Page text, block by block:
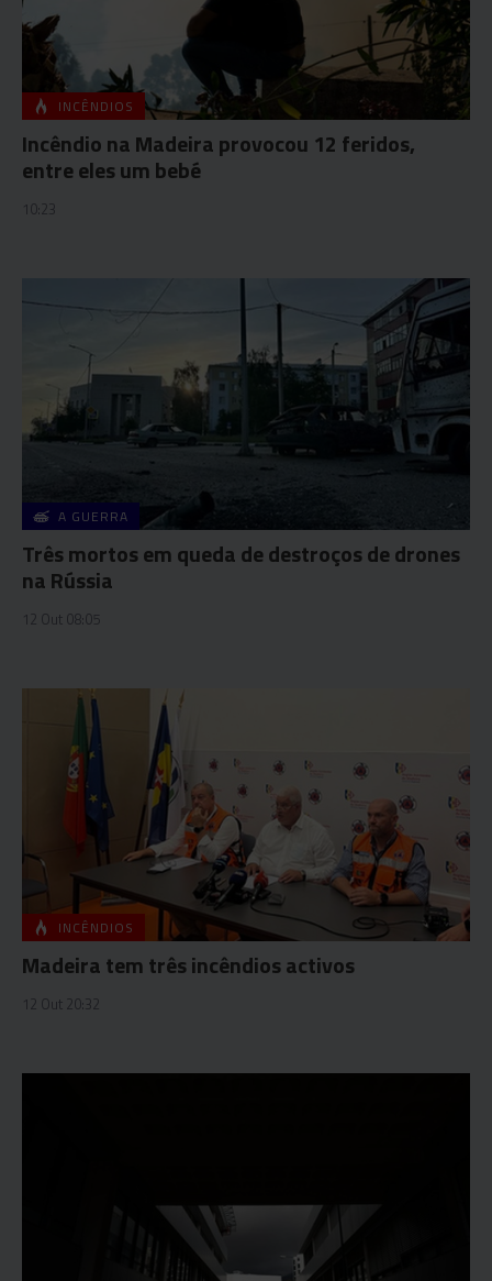
INCÊNDIOS
Incêndio na Madeira provocou 12 feridos,
entre eles um bebé
10:23
A GUERRA
Três mortos em queda de destroços de drones
na Rússia
12 Out 08:05
INCÊNDIOS
Madeira tem três incêndios activos
12 Out 20:32